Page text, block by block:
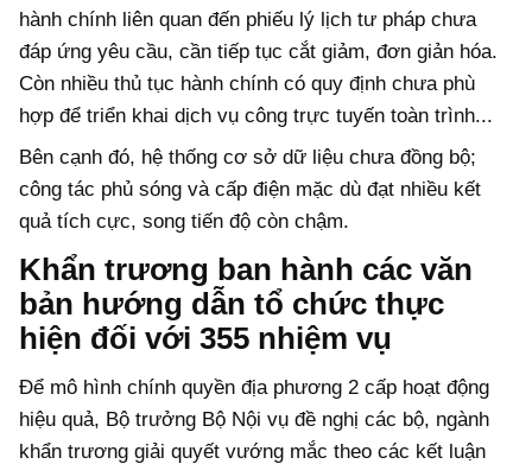
hành chính liên quan đến phiếu lý lịch tư pháp chưa
đáp ứng yêu cầu, cần tiếp tục cắt giảm, đơn giản hóa.
Còn nhiều thủ tục hành chính có quy định chưa phù
hợp để triển khai dịch vụ công trực tuyến toàn trình...
Bên cạnh đó, hệ thống cơ sở dữ liệu chưa đồng bộ;
công tác phủ sóng và cấp điện mặc dù đạt nhiều kết
quả tích cực, song tiến độ còn chậm.
Khẩn trương ban hành các văn
bản hướng dẫn tổ chức thực
hiện đối với 355 nhiệm vụ
Để mô hình chính quyền địa phương 2 cấp hoạt động
hiệu quả, Bộ trưởng Bộ Nội vụ đề nghị các bộ, ngành
khẩn trương giải quyết vướng mắc theo các kết luận